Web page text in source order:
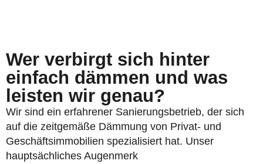
Wer verbirgt sich hinter
einfach dämmen und was
leisten wir genau?
Wir sind ein erfahrener Sanierungsbetrieb, der sich
auf die zeitgemäße Dämmung von Privat- und
Geschäftsimmobilien spezialisiert hat. Unser
hauptsächliches Augenmerk